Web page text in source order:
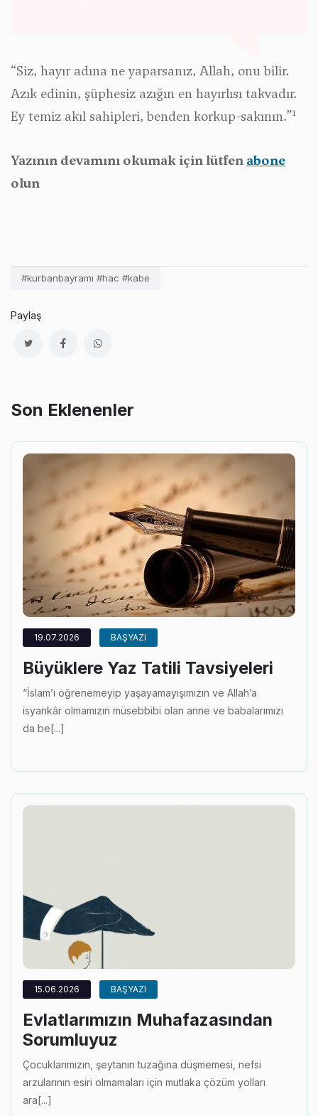
“Siz, hayır adına ne yaparsanız, Allah, onu bilir.
Azık edinin, şüphesiz azığın en hayırlısı takvadır.
Ey temiz akıl sahipleri, benden korkup-sakının.”1
Yazının devamını okumak için lütfen abone
olun
#kurbanbayramı #hac #kabe
Paylaş
Son Eklenenler
19.07.2026 BAŞYAZI
Büyüklere Yaz Tatili Tavsiyeleri
“İslam’ı öğrenemeyip yaşayamayışımızın ve Allah’a
isyankâr olmamızın müsebbibi olan anne ve babalarımızı
da be[...]
15.06.2026 BAŞYAZI
Evlatlarımızın Muhafazasından
Sorumluyuz
Çocuklarımızın, şeytanın tuzağına düşmemesi, nefsi
arzularının esiri olmamaları için mutlaka çözüm yolları
ara[...]